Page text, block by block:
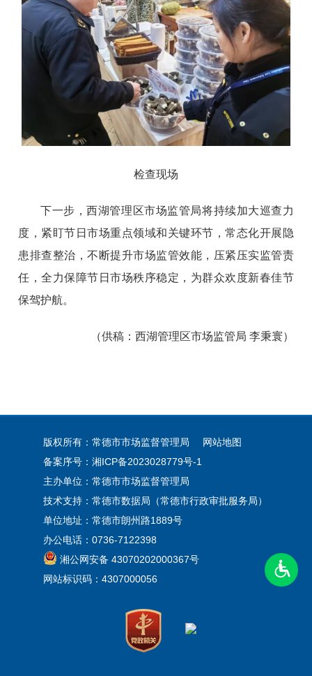
检查现场
下一步，西湖管理区市场监管局将持续加大巡查力
度，紧盯节日市场重点领域和关键环节，常态化开展隐
患排查整治，不断提升市场监管效能，压紧压实监管责
任，全力保障节日市场秩序稳定，为群众欢度新春佳节
保驾护航。
（供稿：西湖管理区市场监管局 李秉寰）
版权所有：常德市市场监督管理局
网站地图
备案序号：湘ICP备2023028779号-1
主办单位：常德市市场监督管理局
技术支持：常德市数据局（常德市行政审批服务局）
单位地址：常德市朗州路1889号
办公电话：0736-7122398
湘公网安备 43070202000367号
网站标识码：4307000056